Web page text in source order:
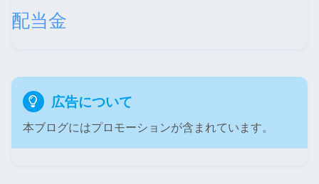
配当金
広告について
本ブログにはプロモーションが含まれています。